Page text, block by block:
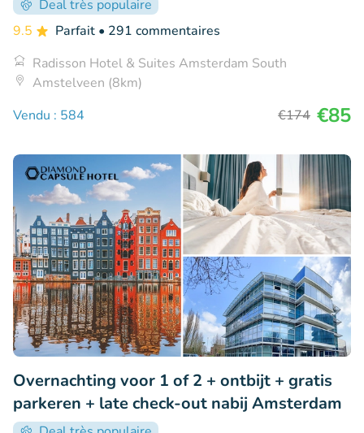
Deal très populaire
9.5
Parfait • 291 commentaires
Radisson Hotel & Suites Amsterdam South
Amstelveen (8km)
Vendu : 584
€174 €85
Overnachting voor 1 of 2 + ontbijt + gratis
parkeren + late check-out nabij Amsterdam